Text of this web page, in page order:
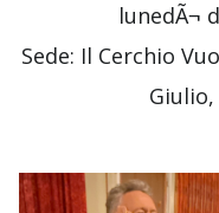
lunedÃ¬
Sede: Il Cerchio
Giulio,